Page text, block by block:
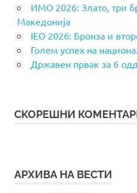
ИМО 2026: Злато, три
Македонија
IEO 2026: Бронза и
Голем успех на
Државен првак за 6
СКОРЕШНИ
АРХИВА НА ВЕСТИ